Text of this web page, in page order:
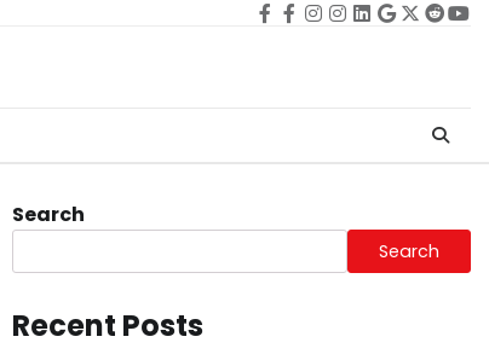
Facebook
facebook
Instagram
instagram
Linkedin
google
Twitter
reddit
Search
Search
Recent Posts